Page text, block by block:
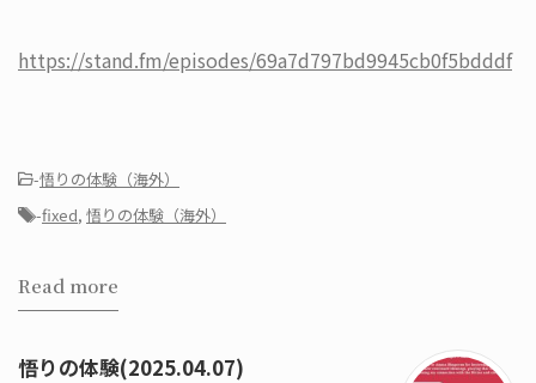
https://stand.fm/episodes/69a7d797bd9945cb0f5bdddf
-悟りの体験（海外）
-fixed, 悟りの体験（海外）
Read more
悟りの体験(2025.04.07)